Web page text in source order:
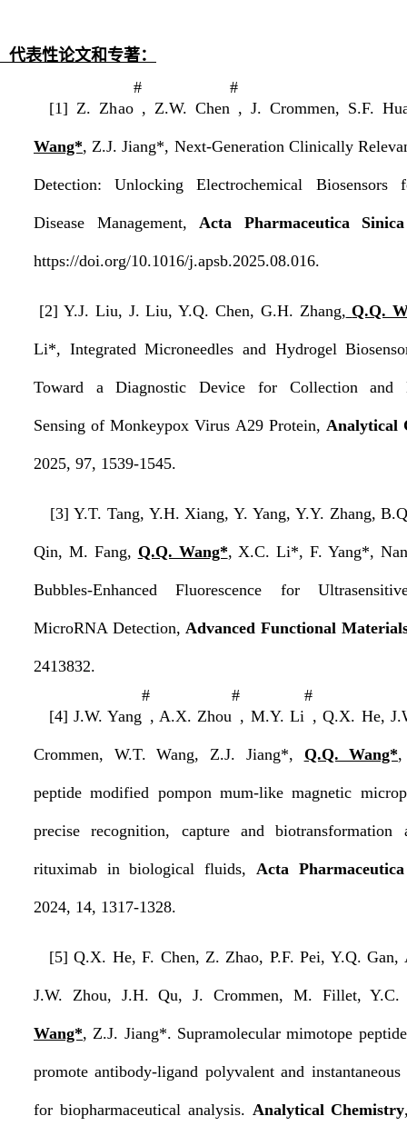
代表性论文和专著：
[1] Z. Zhao
#
, Z.W. Chen
#
, J. Crommen, S.F.
Wang*, Z.J. Jiang*, Next-Generation Clinically
Detection: Unlocking Electrochemical Biosensors
Disease Management, Acta Pharmaceutica
https://doi.org/10.1016/j.apsb.2025.08.016.
[2] Y.J. Liu, J. Liu, Y.Q. Chen, G.H. Zhang, Q.Q.
Li*, Integrated Microneedles and Hydrogel
Toward a Diagnostic Device for Collection and
Sensing of Monkeypox Virus A29 Protein, Analytical
2025, 97, 1539-1545.
[3] Y.T. Tang, Y.H. Xiang, Y. Yang, Y.Y. Zhang,
Qin, M. Fang, Q.Q. Wang*, X.C. Li*, F. Yang*,
Bubbles-Enhanced Fluorescence for
MicroRNA Detection,Advanced Functional
2413832.
[4] J.W. Yang
#
, A.X. Zhou
#
, M.Y. Li
#
, Q.X. He,
Crommen, W.T. Wang, Z.J. Jiang*, Q.Q. Wang*,
peptide modified pompon mum-like magnetic
precise recognition, capture and biotransformation
rituximab in biological fluids, Acta
2024, 14, 1317-1328.
[5] Q.X. He, F. Chen, Z. Zhao, P.F. Pei, Y.Q. Gan,
J.W. Zhou, J.H. Qu, J. Crommen, M. Fillet,
Wang*, Z.J. Jiang*. Supramolecular mimotope
promote antibody-ligand polyvalent and instantaneous
for biopharmaceutical analysis. Analytical Chemistry